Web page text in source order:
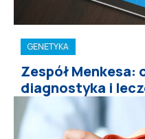
GENETYKA
Zespół Menkesa:
diagnostyka i